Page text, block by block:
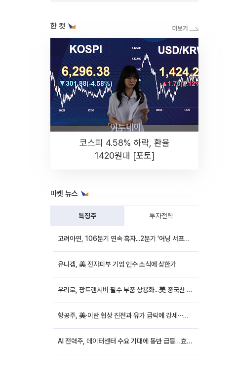
한 컷
코스피 4.58% 하락, 환율
1420원대 [포토]
마켓 뉴스
특징주 투자전략
고려아연, 106분기 연속 흑자...2분기 '어닝 서프라이즈'에 장 초반 12%대 강세
유니켐, 美 전자피부 기업 인수 소식에 상한가
우리로, 광트랜시버 필수 부품 상용화...美 중국산 퇴출 추진에 상승세
항공주, 美·이란 협상 진전과 유가 급락에 강세⋯한진칼 8%↑
AI 전력주, 데이터센터 수요 기대에 동반 급등…효성중공업 10%↑